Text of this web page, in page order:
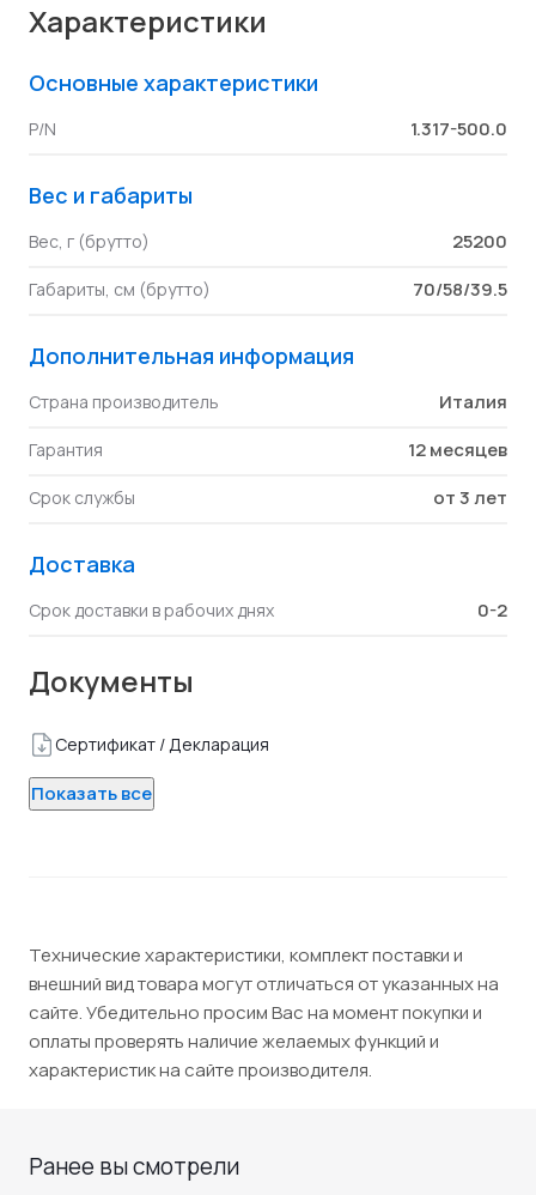
Характеристики
Основные характеристики
P/N 1.317-500.0
Вес и габариты
Вес, г (брутто) 25200
Габариты, см (брутто) 70/58/39.5
Дополнительная информация
Страна производитель Италия
Гарантия 12 месяцев
Срок службы от 3 лет
Доставка
Срок доставки в рабочих днях 0-2
Документы
Сертификат / Декларация
Показать все
Технические характеристики, комплект поставки и
внешний вид товара могут отличаться от указанных на
сайте. Убедительно просим Вас на момент покупки и
оплаты проверять наличие желаемых функций и
характеристик на сайте производителя.
Ранее вы смотрели